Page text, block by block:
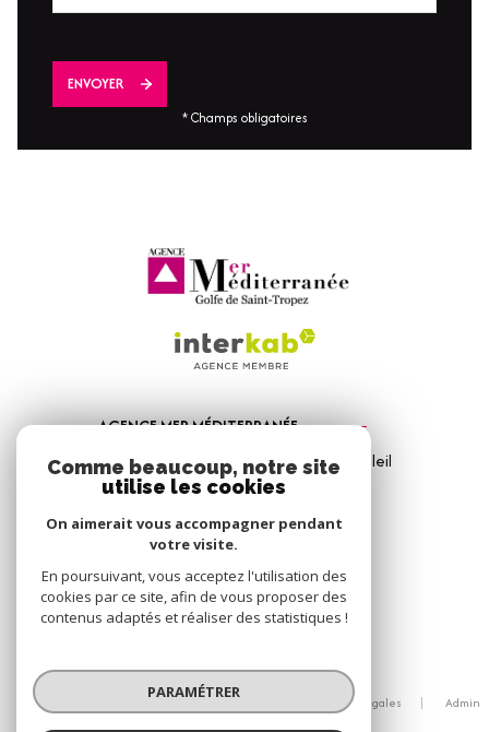
ENVOYER
* Champs obligatoires
AGENCE MER MÉDITERRANÉE
1, Avenue de la Mer - Les Vitrines du Soleil
83310Port Grimaud
04 94 56 09 12
info@amm-immobilier.com
© 2026 | Tous droits réservés
Nos partenaires Mentions légales
Admin
Comme beaucoup, notre site
utilise les cookies
On aimerait vous accompagner pendant
votre visite.
En poursuivant, vous acceptez l'utilisation des
cookies par ce site, afin de vous proposer des
contenus adaptés et réaliser des statistiques !
PARAMÉTRER